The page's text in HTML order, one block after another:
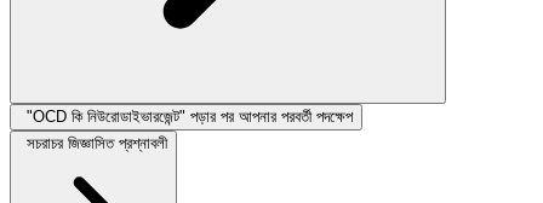
"OCD কি নিউরোডাইভারজেন্ট" পড়ার পর আপনার পরবর্তী পদক্ষেপ
সচরাচর জিজ্ঞাসিত প্রশ্নাবলী